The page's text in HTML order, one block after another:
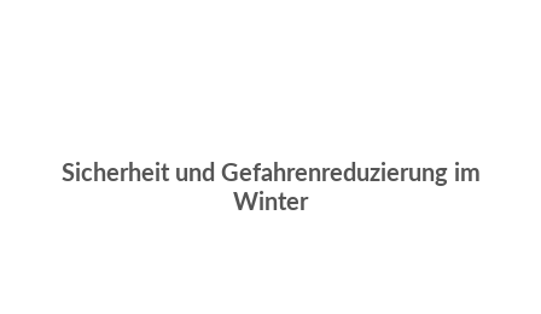
Sicherheit und Gefahrenreduzierung im
Winter